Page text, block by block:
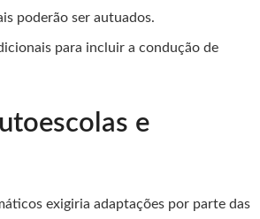
poderão ser autuados.
para incluir a condução de
e
exigiria adaptações por parte das